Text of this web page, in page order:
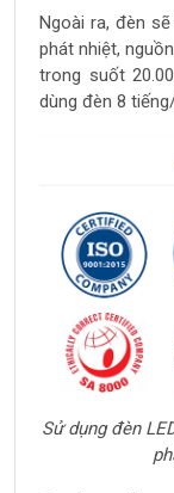
Ngoài ra, đèn
phát nhiệt,
trong suốt
dùng đèn 8
Sử dụng đèn